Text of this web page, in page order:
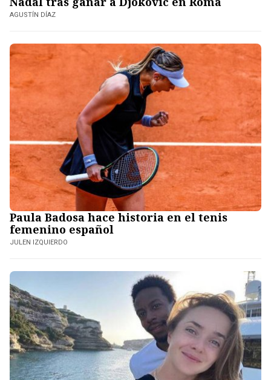
AGUSTÍN DÍAZ
Paula Badosa hace historia en el tenis
femenino español
JULEN IZQUIERDO